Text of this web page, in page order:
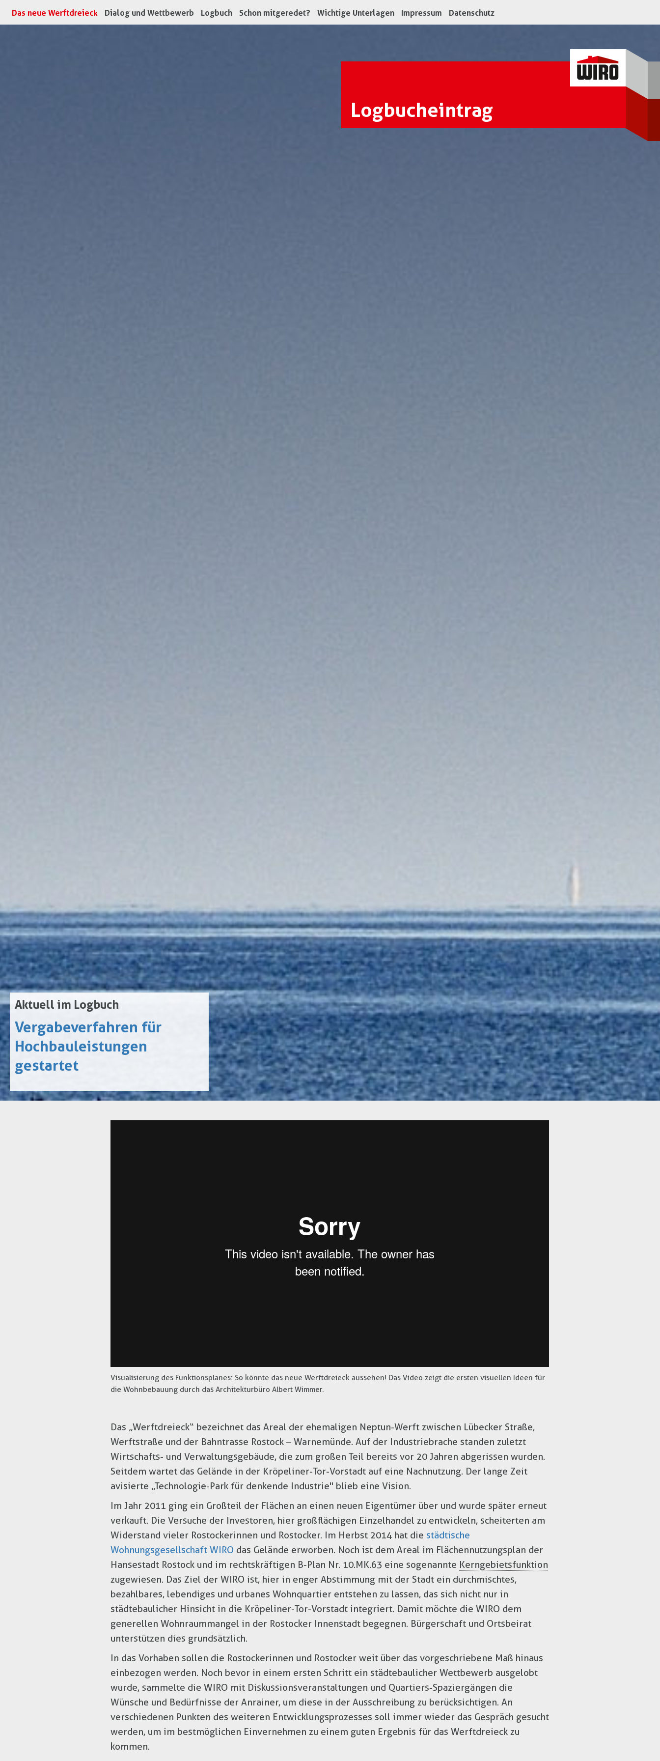
Das neue Werftdreieck (aktuell)
Dialog und Wettbewerb Logbuch Schon mitgeredet? Wichtige Unterlagen Impressum Datenschutz
Logbucheintrag
Aktuell im Logbuch
Vergabeverfahren für
Hochbauleistungen
gestartet
Visualisierung des Funktionsplanes: So könnte das neue Werftdreieck aussehen! Das Video zeigt die ersten visuellen Ideen für
die Wohnbebauung durch das Architekturbüro Albert Wimmer.
Das „Werftdreieck“ bezeichnet das Areal der ehemaligen Neptun-Werft zwischen Lübecker Straße,
Werftstraße und der Bahntrasse Rostock – Warnemünde. Auf der Industriebrache standen zuletzt
Wirtschafts- und Verwaltungsgebäude, die zum großen Teil bereits vor 20 Jahren abgerissen wurden.
Seitdem wartet das Gelände in der Kröpeliner-Tor-Vorstadt auf eine Nachnutzung. Der lange Zeit
avisierte „Technologie-Park für denkende Industrie" blieb eine Vision.
Im Jahr 2011 ging ein Großteil der Flächen an einen neuen Eigentümer über und wurde später erneut
verkauft. Die Versuche der Investoren, hier großflächigen Einzelhandel zu entwickeln, scheiterten am
Widerstand vieler Rostockerinnen und Rostocker. Im Herbst 2014 hat die städtische
Wohnungsgesellschaft WIRO das Gelände erworben. Noch ist dem Areal im Flächennutzungsplan der
Hansestadt Rostock und im rechtskräftigen B-Plan Nr. 10.MK.63 eine sogenannte Kerngebietsfunktion
zugewiesen. Das Ziel der WIRO ist, hier in enger Abstimmung mit der Stadt ein durchmischtes,
bezahlbares, lebendiges und urbanes Wohnquartier entstehen zu lassen, das sich nicht nur in
städtebaulicher Hinsicht in die Kröpeliner-Tor-Vorstadt integriert. Damit möchte die WIRO dem
generellen Wohnraummangel in der Rostocker Innenstadt begegnen. Bürgerschaft und Ortsbeirat
unterstützen dies grundsätzlich.
In das Vorhaben sollen die Rostockerinnen und Rostocker weit über das vorgeschriebene Maß hinaus
einbezogen werden. Noch bevor in einem ersten Schritt ein städtebaulicher Wettbewerb ausgelobt
wurde, sammelte die WIRO mit Diskussionsveranstaltungen und Quartiers-Spaziergängen die
Wünsche und Bedürfnisse der Anrainer, um diese in der Ausschreibung zu berücksichtigen. An
verschiedenen Punkten des weiteren Entwicklungsprozesses soll immer wieder das Gespräch gesucht
werden, um im bestmöglichen Einvernehmen zu einem guten Ergebnis für das Werftdreieck zu
kommen.